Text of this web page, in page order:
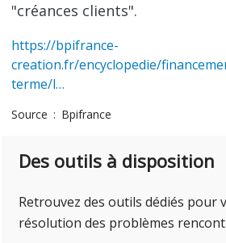
"créances clients".
https://bpifrance-
creation.fr/encyclopedie/
terme/l…
Source Bpifrance
Des outils à disposition
Retrouvez des outils dédiés pour
résolution des problèmes